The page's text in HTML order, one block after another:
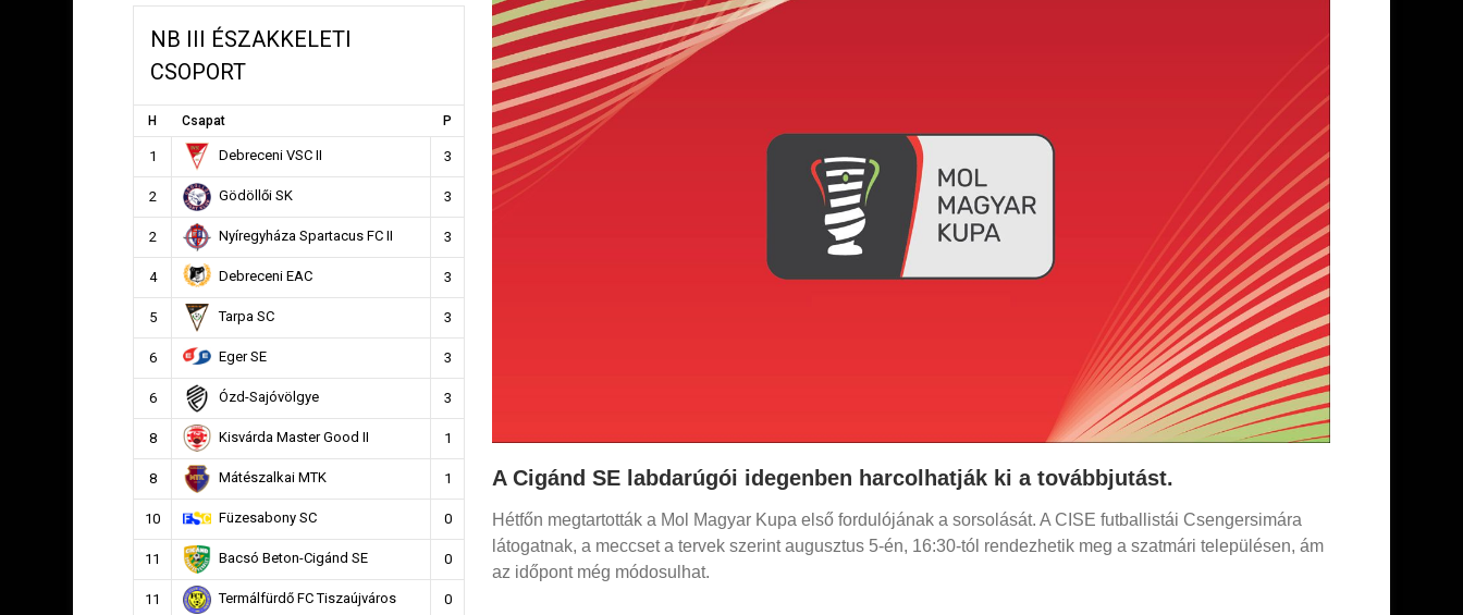
A Cigánd SE labdarúgói idegenben harcolhatják ki a továbbjutást.
Hétfőn megtartották a Mol Magyar Kupa első fordulójának a sorsolását. A CISE futballistái Csengersimára
látogatnak, a meccset a tervek szerint augusztus 5-én, 16:30-tól rendezhetik meg a szatmári településen, ám
az időpont még módosulhat.
NB III ÉSZAKKELETI
CSOPORT
H Csapat P
1 Debreceni VSC II 3
2 Gödöllői SK 3
2 Nyíregyháza Spartacus FC II 3
4 Debreceni EAC 3
5 Tarpa SC 3
6 Eger SE 3
6 Ózd-Sajóvölgye 3
8 Kisvárda Master Good II 1
8 Mátészalkai MTK 1
10 Füzesabony SC 0
11 Bacsó Beton-Cigánd SE 0
11 Termálfürdő FC Tiszaújváros 0